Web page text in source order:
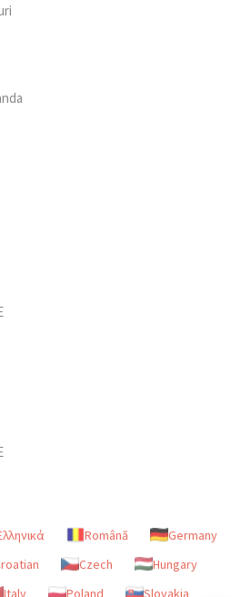
Română
Germany
Czech
Hungary
Italy Poland Slovakia